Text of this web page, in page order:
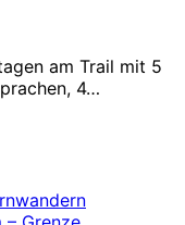
am Trail mit 5
4…